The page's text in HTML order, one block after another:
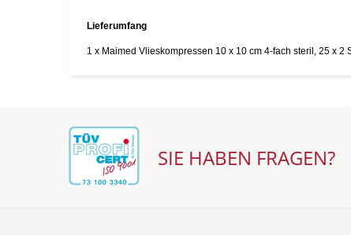
Lieferumfang
1 x Maimed Vlieskompressen 10 x 10 cm 4-fach steril, 25 x 2
SIE HABEN FRAGEN?